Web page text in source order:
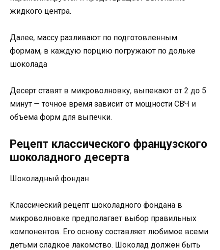
жидкого центра.
Далее, массу разливают по подготовленным
формам, в каждую порцию погружают по дольке
шоколада
Десерт ставят в микроволновку, выпекают от 2 до 5
минут — точное время зависит от мощности СВЧ и
объема форм для выпечки.
Рецепт классического французского
шоколадного десерта
Шоколадный фондан
Классический рецепт шоколадного фондана в
микроволновке предполагает выбор правильных
компонентов. Его основу составляет любимое всеми
детьми сладкое лакомство. Шоколад должен быть